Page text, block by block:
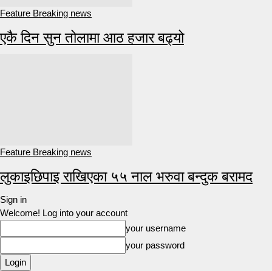
Feature Breaking news
एकै दिन सुन तोलामा आठ हजार बढ्यो
Feature Breaking news
लुकाइछिपाइ राखिएका ५५ नाल भरुवा बन्दुक बरामद
Sign in
Welcome! Log into your account
your username
your password